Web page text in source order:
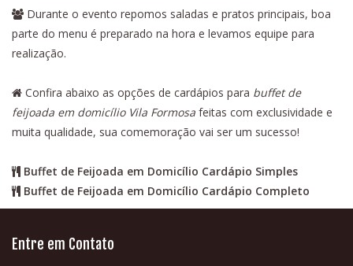
Durante o evento repomos saladas e pratos principais, boa
parte do menu é preparado na hora e levamos equipe para
realização.
Confira abaixo as opções de cardápios para buffet de
feijoada em domicílio Vila Formosa feitas com exclusividade e
muita qualidade, sua comemoração vai ser um sucesso!
Buffet de Feijoada em Domicílio Cardápio Simples
Buffet de Feijoada em Domicílio Cardápio Completo
Entre em Contato